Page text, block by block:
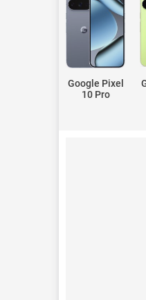
Google Pixel
10 Pro